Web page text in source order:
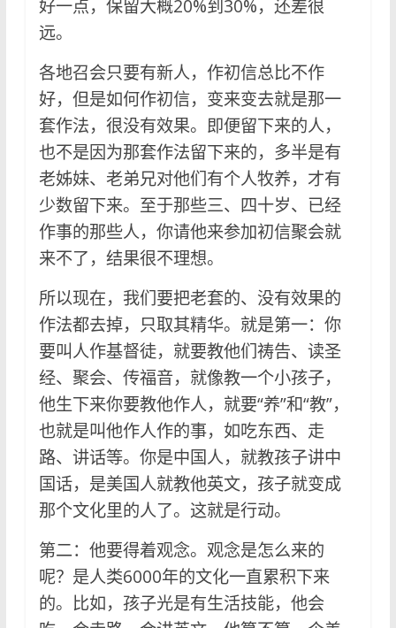
好一点，保留大概20%到30%，还差很
远。
各地召会只要有新人，作初信总比不作
好，但是如何作初信，变来变去就是那一
套作法，很没有效果。即便留下来的人，
也不是因为那套作法留下来的，多半是有
老姊妹、老弟兄对他们有个人牧养，才有
少数留下来。至于那些三、四十岁、已经
作事的那些人，你请他来参加初信聚会就
来不了，结果很不理想。
所以现在，我们要把老套的、没有效果的
作法都去掉，只取其精华。就是第一：你
要叫人作基督徒，就要教他们祷告、读圣
经、聚会、传福音，就像教一个小孩子，
他生下来你要教他作人，就要“养”和“教”，
也就是叫他作人作的事，如吃东西、走
路、讲话等。你是中国人，就教孩子讲中
国话，是美国人就教他英文，孩子就变成
那个文化里的人了。这就是行动。
第二：他要得着观念。观念是怎么来的
呢？是人类6000年的文化一直累积下来
的。比如，孩子光是有生活技能，他会